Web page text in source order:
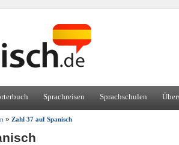
Sprachreisen Sprachschulen
» Zahl 37 auf Spanisch